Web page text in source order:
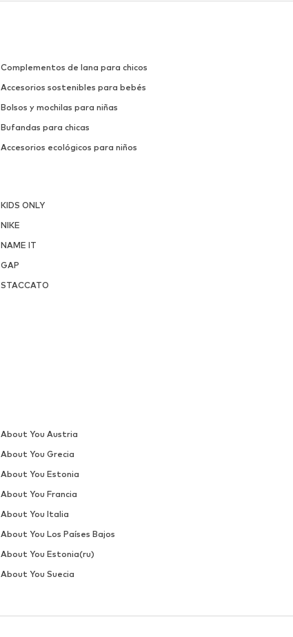
Complementos de lana para chicos
Accesorios sostenibles para bebés
Bolsos y mochilas para niñas
Bufandas para chicas
Accesorios ecológicos para niños
KIDS ONLY
NIKE
NAME IT
GAP
STACCATO
About You Austria
About You Grecia
About You Estonia
About You Francia
About You Italia
About You Los Países Bajos
About You Estonia(ru)
About You Suecia